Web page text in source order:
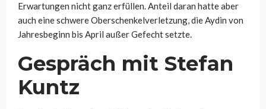
Erwartungen nicht ganz erfüllen. Anteil daran hatte aber
auch eine schwere Oberschenkelverletzung, die Aydin von
Jahresbeginn bis April außer Gefecht setzte.
Gespräch mit Stefan
Kuntz